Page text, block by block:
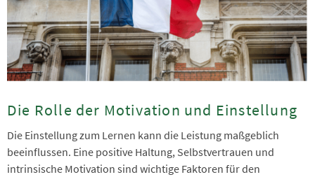
Die Rolle der Motivation und Einstellung
Die Einstellung zum Lernen kann die Leistung maßgeblich
beeinflussen. Eine positive Haltung, Selbstvertrauen und
intrinsische Motivation sind wichtige Faktoren für den